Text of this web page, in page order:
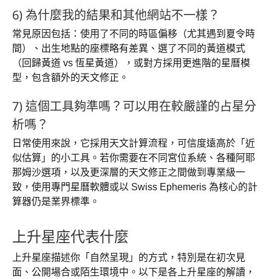
6) 為什麼我的結果和其他網站不一樣？
常見原因包括：使用了不同的時區偏移（尤其遇到夏令時
間）、出生地點的座標略有差異、選了不同的黃道模式
（回歸黃道 vs 恆星黃道），或對方採用更進階的星曆模
型，包含額外的天文修正。
7) 這個工具夠準嗎？可以用在較嚴謹的占星分
析嗎？
日常使用來說，它採用天文計算流程，可信度遠高於「近
似估算」的小工具。若你需要在不同宮位系統、各種阿耶
那姆沙選項，以及更深層的天文修正之間做到專業級一
致，使用專門星曆軟體或以 Swiss Ephemeris 為核心的計
算器仍是業界標準。
上升星座代表什麼
上升星座描述你「自然呈現」的方式，特別是在初次見
面、公開場合或陌生環境中。以下是各上升星座的解讀，